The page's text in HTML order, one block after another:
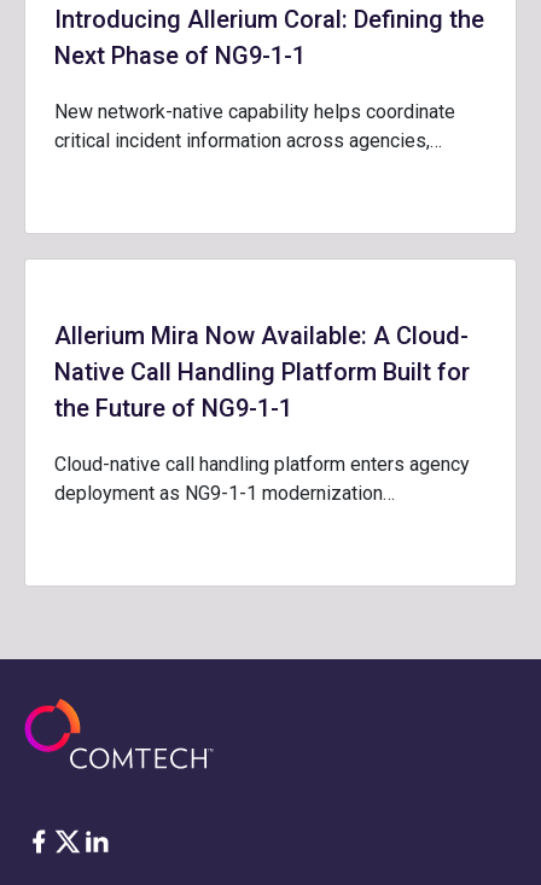
Introducing Allerium Coral: Defining the
Next Phase of NG9-1-1
New network-native capability helps coordinate
critical incident information across agencies,…
Allerium Mira Now Available: A Cloud-
Native Call Handling Platform Built for
the Future of NG9-1-1
Cloud-native call handling platform enters agency
deployment as NG9-1-1 modernization…
Facebook
Twitter
LinkedIn